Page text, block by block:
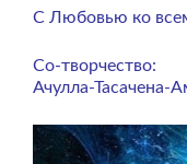
С Любовью ко
Со-творчество:
Ачулла-Тасачена-